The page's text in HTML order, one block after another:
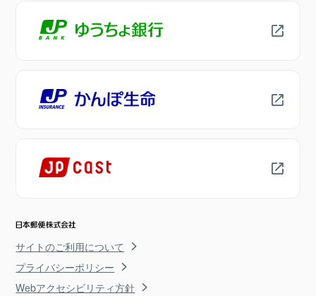
サイトのご利用について
プライバシーポリシー
Webアクセシビリティ方針